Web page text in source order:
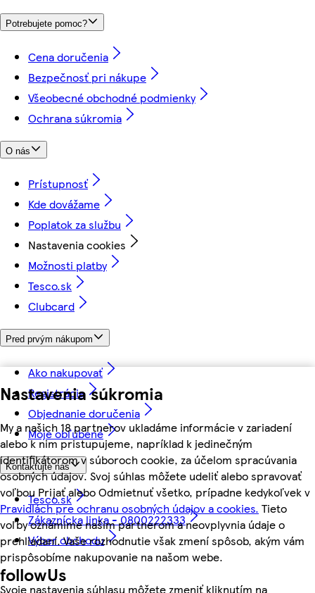
Nastavenia súkromia
My a našich 18 partnerov ukladáme informácie v zariadení
alebo k nim pristupujeme, napríklad k jedinečným
identifikátorom v súboroch cookie, za účelom spracúvania
osobných údajov. Svoj súhlas môžete udeliť alebo spravovať
voľbou Prijať alebo Odmietnuť všetko, prípadne kedykoľvek v
Pravidlách pre ochranu osobných údajov a cookies. Tieto
voľby oznámime našim partnerom a neovplyvnia údaje o
prehliadaní. Vaše rozhodnutie však zmení spôsob, akým vám
prispôsobíme nakupovanie na našom webe.
Svoje nastavenia súhlasu môžete zmeniť kliknutím na
Potrebujete pomoc?
Cena doručenia
Bezpečnosť pri nákupe
Všeobecné obchodné podmienky
Ochrana súkromia
O nás
Prístupnosť
Kde dovážame
Poplatok za službu
Nastavenia cookies
Možnosti platby
Tesco.sk
Clubcard
Pred prvým nákupom
Ako nakupovať
Registrácia
Objednanie doručenia
Moje obľúbené
Kontaktujte nás
Tesco.sk
Zákaznícka linka - 0800222333
Výber obchodu
followUs